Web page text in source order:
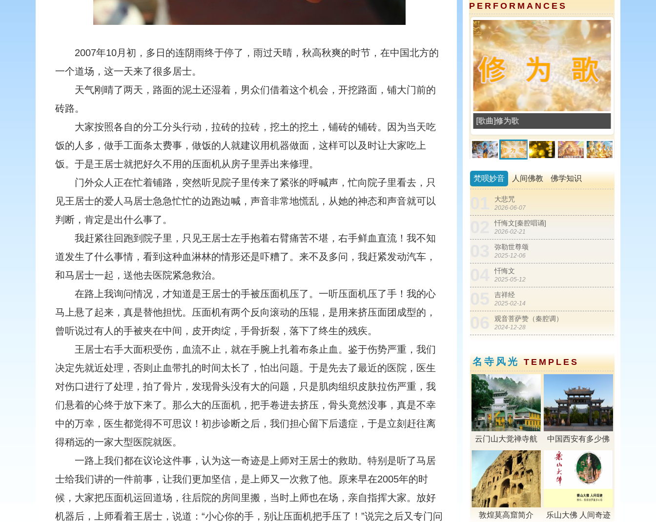
PERFORMANCES
[舞蹈]浴佛节的故事 [歌曲]修为歌
梵呗妙音 人间佛教 佛学知识
01 大悲咒
2026-06-07
忏悔文[秦腔唱诵]
2026-02-21
弥勒世尊颂
2025-12-06
忏悔文
2025-05-12
吉祥经
2025-02-14
观音菩萨赞（秦腔调）
2024-12-28
01
建设纪实
2016-10-16
02 珍惜佛缘
2016-09-03
03 父亲笑了
2016-08-04
04 谈思维对人的影响 ——我长高了！
2016-06-04
05 老鼠给猫攒着
2016-05-16
06 “证件”的神奇作用
2016-04-04
01 【视频】禅宗
2025-07-04
名寺风光TEMPLES
云门山大觉禅寺航
拍
中国西安有多少佛
教宗派的祖庭
敦煌莫高窟简介 乐山大佛 人间奇迹
2007年10月初，多日的连阴雨终于停了，雨过天晴，秋高秋爽的时节，在中国北方的
一个道场，这一天来了很多居士。
天气刚晴了两天，路面的泥土还湿着，男众们借着这个机会，开挖路面，铺大门前的
砖路。
大家按照各自的分工分头行动，拉砖的拉砖，挖土的挖土，铺砖的铺砖。因为当天吃
饭的人多，做手工面条太费事，做饭的人就建议用机器做面，这样可以及时让大家吃上
饭。于是王居士就把好久不用的压面机从房子里弄出来修理。
门外众人正在忙着铺路，突然听见院子里传来了紧张的呼喊声，忙向院子里看去，只
见王居士的爱人马居士急急忙忙的边跑边喊，声音非常地慌乱，从她的神态和声音就可以
判断，肯定是出什么事了。
我赶紧往回跑到院子里，只见王居士左手抱着右臂痛苦不堪，右手鲜血直流！我不知
道发生了什么事情，看到这种血淋林的情形还是吓糟了。来不及多问，我赶紧发动汽车，
和马居士一起，送他去医院紧急救治。
在路上我询问情况，才知道是王居士的手被压面机压了。一听压面机压了手！我的心
马上悬了起来，真是替他担忧。压面机有两个反向滚动的压辊，是用来挤压面团成型的，
曾听说过有人的手被夹在中间，皮开肉绽，手骨折裂，落下了终生的残疾。
王居士右手大面积受伤，血流不止，就在手腕上扎着布条止血。鉴于伤势严重，我们
决定先就近处理，否则止血带扎的时间太长了，怕出问题。于是先去了最近的医院，医生
对伤口进行了处理，拍了骨片，发现骨头没有大的问题，只是肌肉组织皮肤拉伤严重，我
们悬着的心终于放下来了。那么大的压面机，把手卷进去挤压，骨头竟然没事，真是不幸
中的万幸，医生都觉得不可思议！初步诊断之后，我们担心留下后遗症，于是立刻赶往离
得稍远的一家大型医院就医。
一路上我们都在议论这件事，认为这一奇迹是上师对王居士的救助。特别是听了马居
士给我们讲的一件前事，让我们更加坚信，是上师又一次救了他。原来早在2005年的时
候，大家把压面机运回道场，往后院的房间里搬，当时上师也在场，亲自指挥大家。放好
机器后，上师看着王居士，说道：“小心你的手，别让压面机把手压了！”说完之后又专门问